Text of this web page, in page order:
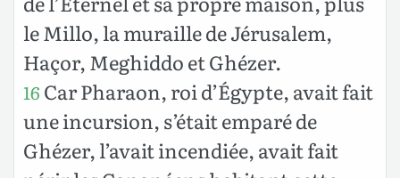
le Millo, la muraille de Jérusalem,
Haçor, Meghiddo et Ghézer.
16 Car Pharaon, roi d’Égypte, avait fait
une incursion, s’était emparé de
Ghézer, l’avait incendiée, avait fait